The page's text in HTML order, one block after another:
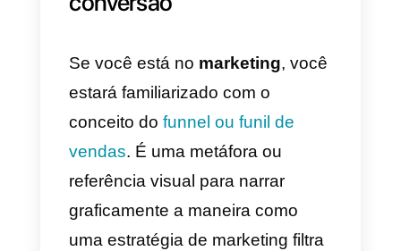
soluções específicas para o
cliente que está sendo
atendido. Para o que você
ativa, e um conhecimento amplo
e profundo do catálogo. Além da